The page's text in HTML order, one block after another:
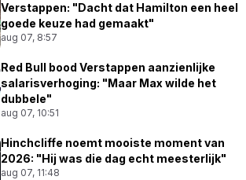
Verstappen: "Dacht dat Hamilton een heel
goede keuze had gemaakt"
aug 07, 8:57
Red Bull bood Verstappen aanzienlijke
salarisverhoging: "Maar Max wilde het
dubbele"
aug 07, 10:51
Hinchcliffe noemt mooiste moment van
2026: "Hij was die dag echt meesterlijk"
aug 07, 11:48